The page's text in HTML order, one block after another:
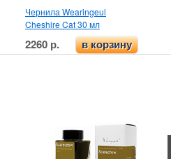
Чернила Wearingeul
Cheshire Cat 30 мл
2260 р. в корзину